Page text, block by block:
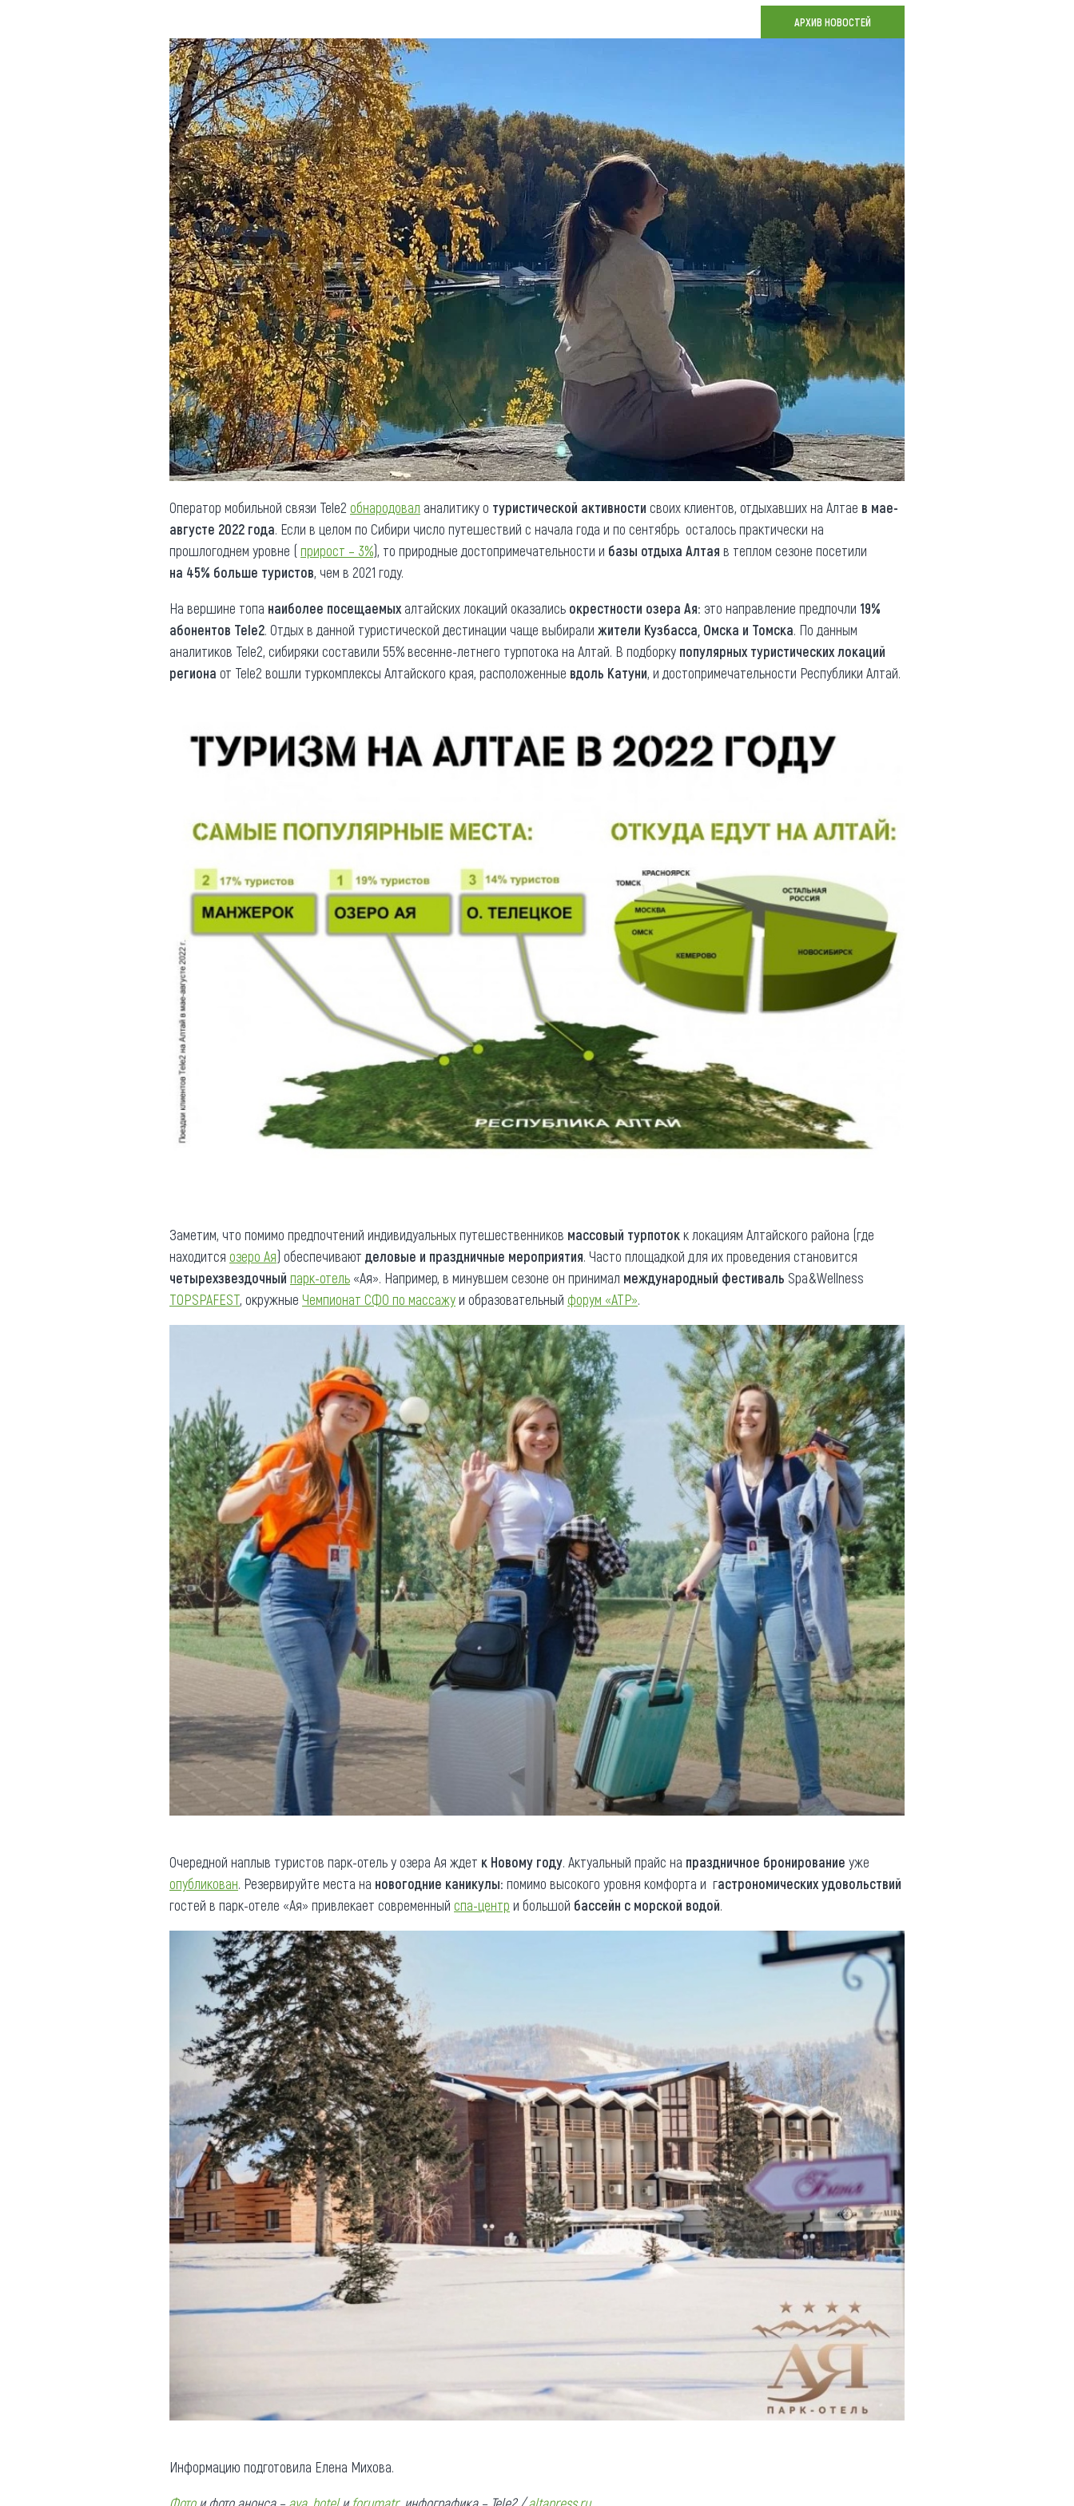
Придорожные кафе
Новости
Что привезти (сувениры)
Карты и буклеты
Коллекция впечатлений
Другие рубрики
Реестр туроператоров
Реестр туристических
агентств Алтайского края
Обращения граждан
Противодействие коррупции
АРХИВ НОВОСТЕЙ
Оператор мобильной связи Tele2 обнародовал аналитику о туристической активности своих клиентов, отдыхавших на Алтае в мае-
августе 2022 года. Если в целом по Сибири число путешествий с начала года и по сентябрь осталось практически на
прошлогоднем уровне (прирост – 3%), то природные достопримечательности и базы отдыха Алтая в теплом сезоне посетили
на 45% больше туристов, чем в 2021 году.
На вершине топа наиболее посещаемых алтайских локаций оказались окрестности озера Ая: это направление предпочли 19%
абонентов Tele2. Отдых в данной туристической дестинации чаще выбирали жители Кузбасса, Омска и Томска. По данным
аналитиков Tele2, сибиряки составили 55% весенне-летнего турпотока на Алтай. В подборку популярных туристических локаций
региона от Tele2 вошли туркомплексы Алтайского края, расположенные вдоль Катуни, и достопримечательности Республики Алтай.
Заметим, что помимо предпочтений индивидуальных путешественников массовый турпотокк локациям Алтайского района (где
находится озеро Ая) обеспечивают деловые и праздничные мероприятия. Часто площадкой для их проведения становится
четырехзвездочный парк-отель «Ая». Например, в минувшем сезоне он принимал международный фестиваль Spa&Wellness
TOPSPAFEST, окружные Чемпионат СФО по массажуи образовательный форум «АТР».
Очередной наплыв туристов парк-отель у озера Ая ждет к Новому году. Актуальный прайс на праздничное бронирование уже
опубликован. Резервируйте места на новогодние каникулы: помимо высокого уровня комфорта и гастрономических удовольствий
гостей в парк-отеле «Ая» привлекает современный спа-центр и большой бассейн с морской водой.
Информацию подготовила Елена Михова.